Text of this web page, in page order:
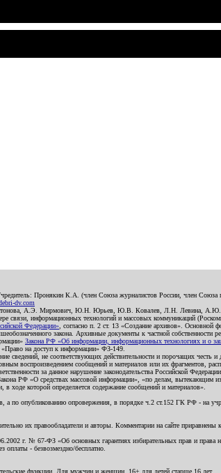
Пронякин К.А. (член Союза журналистов России, член
dv.com
А.Э. Мирмович, Ю.Н. Юрьев, Ю.В. Ковалев, Л.Н.
связи, информационных технологий и массовых коммуникаций
Федерации» , согласно п. 2 ст. 13 «Создание архивов». Основной
закона. Архивные документы к частной собственности
Закона РФ «Об информации, информационных технологиях и о
«Право на доступ к информации» ФЗ-149.
сведений, не соответствующих действительности и порочащих
воспроизведением сообщений и материалов или их фрагментов,
за данное нарушение законодательства Российской
РФ «О средствах массовой информации», «по делам, вытекающим из
ходе которой определяется содержание сообщений и материалов».
опубликованию опровержения, в порядке ч.2 ст.152 ГК РФ - на
их правообладатели и авторы. Комментарии на сайте
г. № 67-ФЗ «Об основных гарантиях избирательных прав и права
оплаты - безвозмездно/бесплатно.
функции. Для мужчин и женщин. 16+ для детей старше 16 лет.